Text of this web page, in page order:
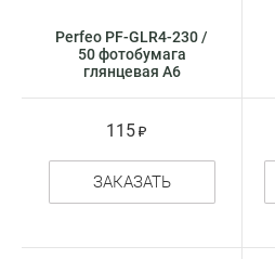
Perfeo PF-GLR4-230 /
50 фотобумага
глянцевая А6
115
ЗАКАЗАТЬ